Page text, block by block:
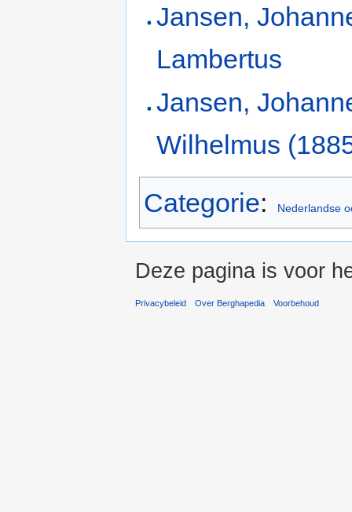
Jansen,
Lambertus
Jansen,
Wilhelmus
Categorie: Nederlandse
Deze pagina is voor
Privacybeleid Over Berghapedia Voorbehoud